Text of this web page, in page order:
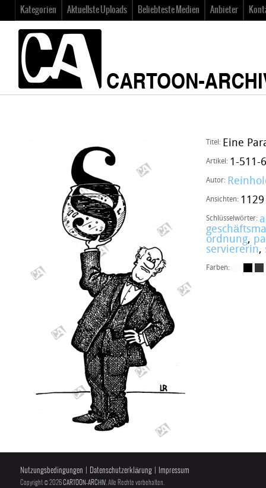
Kategorien Aktuellste Uploads Beliebteste Medien Anbieter
Titel: Eine
Artikel: 1-511-
Autor:
Ansichten: 1129
Schlüsselwörter:
ordnung,
serviererin,
Farben:
Nutzungsbedingungen Datenschutzerklärung Impressum
Copyright © 2026CARTOON-ARCHIV, Alle Rechte vorbehalten.